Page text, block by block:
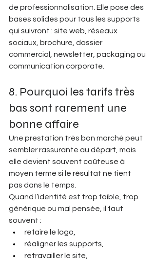
de professionnalisation. Elle pose des
bases solides pour tous les supports
qui suivront : site web, réseaux
sociaux, brochure, dossier
commercial, newsletter, packaging ou
communication corporate.
8. Pourquoi les tarifs très
bas sont rarement une
bonne affaire
Une prestation très bon marché peut
sembler rassurante au départ, mais
elle devient souvent coûteuse à
moyen terme si le résultat ne tient
pas dans le temps.
Quand l’identité est trop faible, trop
générique ou mal pensée, il faut
souvent :
refaire le logo,
réaligner les supports,
retravailler le site,